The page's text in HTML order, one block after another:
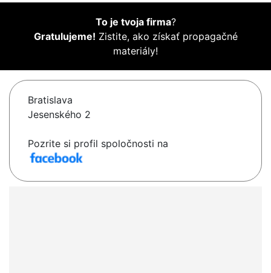
To je tvoja firma?
Gratulujeme! Zistite, ako získať propagačné
materiály!
Bratislava
Jesenského 2
Pozrite si profil spoločnosti na